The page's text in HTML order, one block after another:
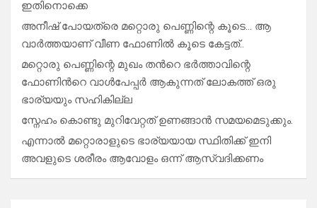
ഇതിനൊക്കെ
അനീഷ് പോയത്രെ മറ്റൊരു പെണ്ണിന്റെ കൂടെ… ആ
വാർത്തയാണ് വീണ ഫോണിൽ കൂടെ കേട്ടത്..
മറ്റൊരു പെണ്ണിന്റെ മുഖം തൻറെ ഭർത്താവിന്റെ
ഫോണിൻറെ വാൾപേപ്പർ ആകുന്നത് ലോകത്ത് ഒരു
ഭാര്യയും സഹികില്ല
സ്നേഹം കൊണ്ടു മുറിവേറ്റത് ഉണങ്ങാൻ സമയമെടുക്കും.
എന്നാൽ മറ്റൊരാളുടെ ഭാര്യയായ സ്ഥിതിക്ക് ഇനി
അവളുടെ ശരീരം ആവോളം ഒന്ന് ആസ്വദിക്കണം